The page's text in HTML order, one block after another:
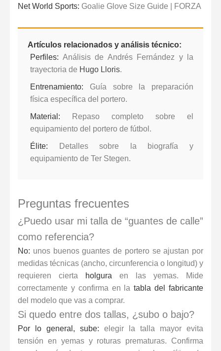
Net World Sports: Goalie Glove Size Guide FORZA
Artículos relacionados y análisis técnico:
Perfiles: Análisis de Andrés Fernández y la
trayectoria de Hugo Lloris.
Entrenamiento: Guía sobre la preparación
física específica del portero.
Material: Repaso completo sobre el
equipamiento del portero de fútbol .
Élite: Detalles sobre la biografía y
equipamiento de Ter Stegen.
Preguntas frecuentes
¿Puedo usar mi talla de “guantes de calle”
como referencia?
No: unos buenos guantes de porterose ajustan por
medidas técnicas (ancho, circunferencia o longitud) y
requieren cierta
holgura en las yemas. Mide
correctamente y confirma en latabla del fabricante
del modelo que vas a comprar.
Si quedo entre dos tallas, ¿subo o bajo?
Por lo general, sube: elegir la talla mayor evita
tensión en yemas y roturas prematuras. Confirma